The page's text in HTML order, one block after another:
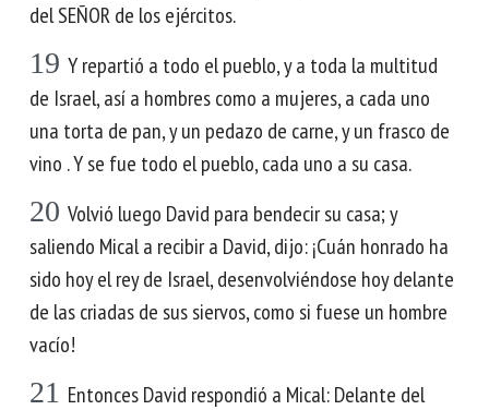
del SEÑOR de los ejércitos.
19 Y repartió a todo el pueblo, y a toda la multitud
de Israel, así a hombres como a mujeres, a cada uno
una torta de pan, y un pedazo de carne, y un frasco de
vino . Y se fue todo el pueblo, cada uno a su casa.
20 Volvió luego David para bendecir su casa; y
saliendo Mical a recibir a David, dijo: ¡Cuán honrado ha
sido hoy el rey de Israel, desenvolviéndose hoy delante
de las criadas de sus siervos, como si fuese un hombre
vacío!
21 Entonces David respondió a Mical: Delante del